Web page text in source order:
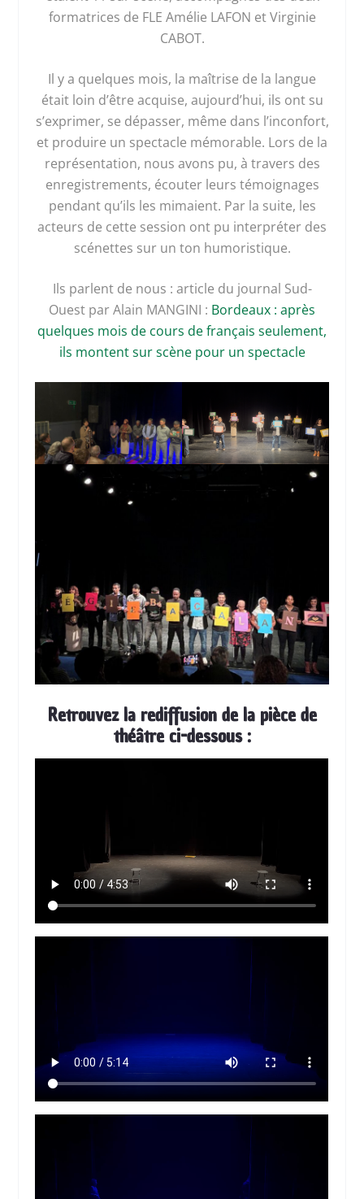
formatrices de FLE Amélie LAFON et Virginie
CABOT.
Il y a quelques mois, la maîtrise de la langue
était loin d’être acquise, aujourd’hui, ils ont su
s’exprimer, se dépasser, même dans l’inconfort,
et produire un spectacle mémorable. Lors de la
représentation, nous avons pu, à travers des
enregistrements, écouter leurs témoignages
pendant qu’ils les mimaient. Par la suite, les
acteurs de cette session ont pu interpréter des
scénettes sur un ton humoristique.
Ils parlent de nous : article du journal Sud-
Ouest par Alain MANGINI : Bordeaux : après
quelques mois de cours de français seulement,
ils montent sur scène pour un spectacle
Retrouvez la rediffusion de la pièce de
théâtre ci-dessous :